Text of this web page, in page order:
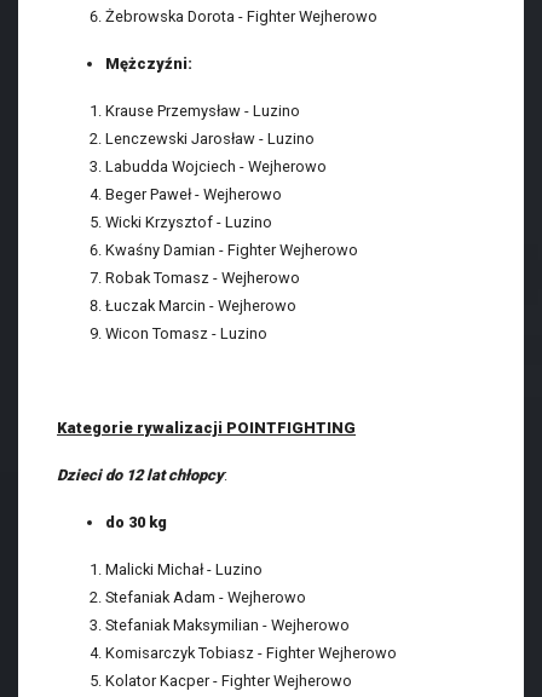
Żebrowska Dorota - Fighter Wejherowo
Mężczyźni:
Krause Przemysław - Luzino
Lenczewski Jarosław - Luzino
Labudda Wojciech - Wejherowo
Beger Paweł - Wejherowo
Wicki Krzysztof - Luzino
Kwaśny Damian - Fighter Wejherowo
Robak Tomasz - Wejherowo
Łuczak Marcin - Wejherowo
Wicon Tomasz - Luzino
Kategorie rywalizacji POINTFIGHTING
Dzieci do 12 lat chłopcy:
do 30 kg
Malicki Michał - Luzino
Stefaniak Adam - Wejherowo
Stefaniak Maksymilian - Wejherowo
Komisarczyk Tobiasz - Fighter Wejherowo
Kolator Kacper - Fighter Wejherowo